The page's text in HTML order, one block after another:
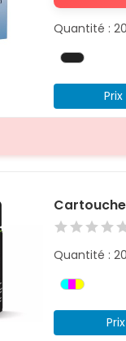
Quantité :
Cartouche
Quantité :